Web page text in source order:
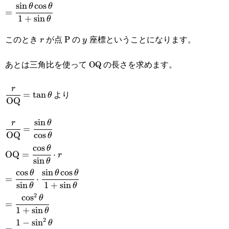
=\cfrac{\sin\theta\cos\theta}
{1+\sin\theta}
=
1 + sinθ
sinθ cosθ
このとき r
r が点 P のy
y 座標ということになります。
あとは三角比を使って OQ の長さを求めます。
\cfrac{r}
{\text{OQ}}=\tan\theta
OQ
r
= tanθより
\cfrac{r}
{\text{OQ}}=\cfrac{\sin\theta}
{\cos\theta}
OQ
r
=
cosθ
sinθ
\text{OQ}=\cfrac{\cos\theta}
{\sin\theta}\cdot r
OQ =
sinθ
cosθ
⋅ r
=\cfrac{\cos\theta}
{\sin\theta}\cdot\cfrac{\sin\theta\cos\theta}
{1+\sin\theta}
=
sinθ
cosθ
⋅
1 + sinθ
sinθ cosθ
=\cfrac{\cos^2\theta}
{1+\sin\theta}
=
1 + sinθ
cos2 θ
=\cfrac{1-
1 − sin2 θ